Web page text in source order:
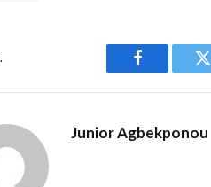
Facebook
Junior Agbekponou